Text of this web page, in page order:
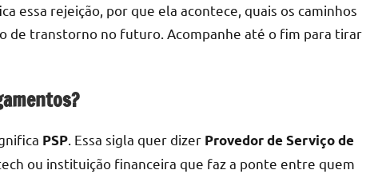
essa rejeição, por que ela acontece, quais os caminhos
de transtorno no futuro. Acompanhe até o fim para tirar
PSP . Essa sigla quer dizer Provedor de Serviço de
ou instituição financeira que faz a ponte entre quem